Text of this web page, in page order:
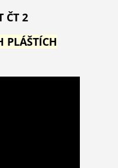
ČT 2
PLÁŠTÍCH